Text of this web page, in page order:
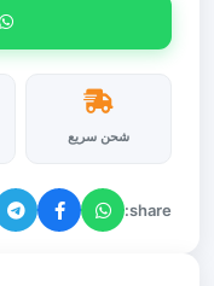
شحن سريع
share: